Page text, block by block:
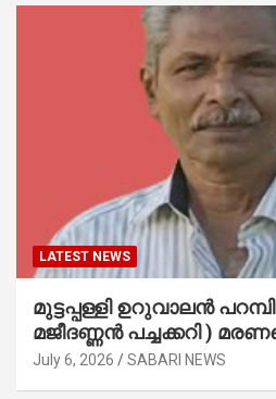
LATEST NEWS
മുട്ടപ്പള്ളി ഉറുവാലൻ
മജീദണ്ണൻ പച്ചക്കറി )
July 6, 2026 SABARI NEWS